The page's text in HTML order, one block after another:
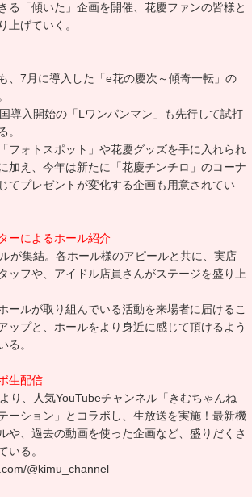
る「傾いた」企画を開催、花慶ファンの皆様と
上げていく。
、7月に導入した「e花の慶次～傾奇一転」の
導入開始の「Lワンパンマン」も先行して試打
。
フォトスポット」や花慶グッズを手に入れられ
加え、今年は新たに「花慶チンチロ」のコーナ
てプレゼントが変化する企画も用意されてい
ーによるホール紹介
が集結。各ホール様のアピールと共に、実店
ッフや、アイドル店員さんがステージを盛り上
ールが取り組んでいる活動を来場者に届けるこ
ップと、ホールをより身近に感じて頂けるよう
る。
生配信
り、人気YouTubeチャンネル「きむちゃんね
ーション」とコラボし、生放送を実施！最新機
や、過去の動画を使った企画など、盛りだくさ
いる。
@kimu_channel